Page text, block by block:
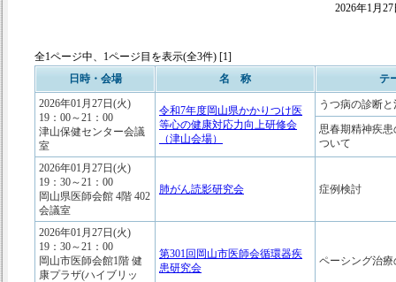
2026年1月
全1ページ中、1ページ目を表示(全3件) [1]
日時・会場
名 称
テ
2026年01月27日(火)
19：00～21：00
津山保健センター会議
室
令和7年度岡山県かかりつけ医
等心の健康対応力向上研修会
（津山会場）
うつ病の診断
思春期精神疾
ついて
2026年01月27日(火)
19：30～21：00
岡山県医師会館 4階 402
会議室
肺がん読影研究会 症例検討
2026年01月27日(火)
19：30～21：00
岡山市医師会館1階 健
康プラザ(ハイブリッ
第301回岡山市医師会循環器疾
患研究会
ペーシング治療